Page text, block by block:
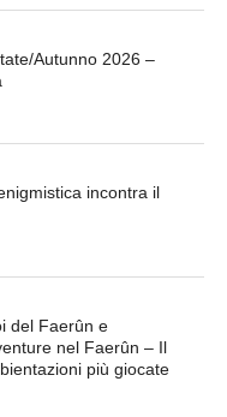
Autunno 2026 –
incontra il
del Faerûn e
nel Faerûn – Il
più giocate